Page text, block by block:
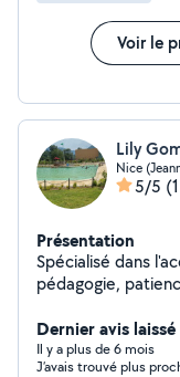
Voir le
Lily
Nice
5/5
Présentation
Spécialisé dans
pédagogie,
Dernier avis
Il y a plus de 6 mois
J’avais trouvé plus